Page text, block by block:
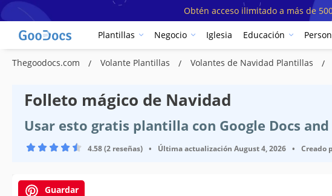
Obtén acceso ilimitado a más de
Plantillas Negocio Iglesia Educación
Thegoodocs.com Volante Plantillas Volantes de Navidad Plantillas
Folleto mágico de Navidad
Usar esto gratis plantilla con Google Docs
4.58 (2 reseñas) • Última actualización August 4, 2026 • Creado
Guardar